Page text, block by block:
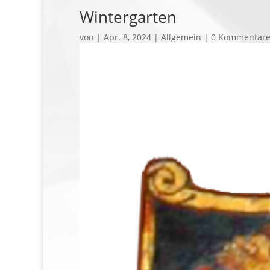
Wintergarten
von | Apr. 8, 2024 | Allgemein | 0 Kommentare